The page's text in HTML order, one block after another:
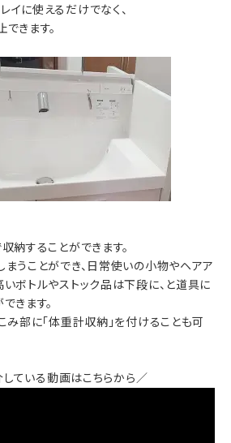
イに使えるだけでなく、
きます。
納することができます。
うことができ、日常使いの小物やヘアア
ボトルやストック品は下段に、と道具に
きます。
み部に「体重計収納」を付けることも可
している動画はこちらから／